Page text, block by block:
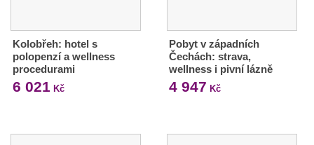
Kolobřeh: hotel s
polopenzí a wellness
procedurami
6 021 Kč
Pobyt v západních
Čechách: strava,
wellness i pivní lázně
4 947 Kč